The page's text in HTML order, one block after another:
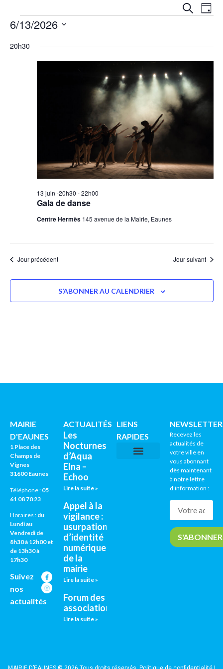
de
vues
JOUR
6/13/2026
une
date.
20h30
Gala de danse
13 juin -20h30 -22h00
Centre Hermès 145 avenue de la Mairie, Eaunes
Jour précédent Jour suivant
S’ABONNER AU CALENDRIER
MAIRIE
D'EAUNES
1 Place des
Champs de
Vignes
31600 Eaunes
Téléphone : 05
61 08 70 23
Horaires : du
Lundi au
Vendredi de
8h30 à 12h00 et
de 13h30 à
17h30
Suivez
nos
actualités
ACTUALITÉS
Les
Nocturnes
d’Aqua
Elna –
Echoo
Lire la suite »
Appel à la
vigilance :
usurpation
d’identité
numérique
de la
mairie
Lire la suite »
Forum des
associations
Lire la suite »
LIENS
RAPIDES
Recevez les
actualités de
votre ville en
vous abonnant
dès maintenant
à notre lettre
d’information :